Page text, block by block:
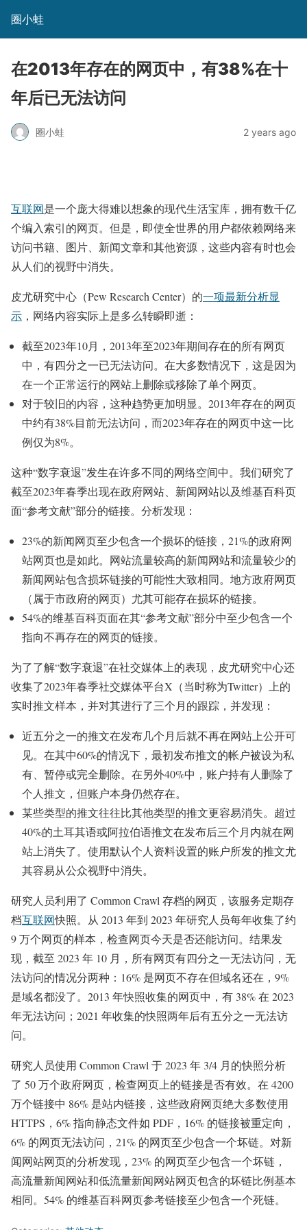
圈小蛙
在2013年存在的网页中，有38%在十
年后已无法访问
圈小蛙 2 years ago
互联网是一个庞大得难以想象的现代生活宝库，拥有数千亿
个编入索引的网页。但是，即使全世界的用户都依赖网络来
访问书籍、图片、新闻文章和其他资源，这些内容有时也会
从人们的视野中消失。
皮尤研究中心（Pew Research Center）的一项最新分析显
示 ，网络内容实际上是多么转瞬即逝：
截至2023年10月，2013年至2023年期间存在的所有网页
中，有四分之一已无法访问。在大多数情况下，这是因为
在一个正常运行的网站上删除或移除了单个网页。
对于较旧的内容，这种趋势更加明显。2013年存在的网页
中约有38%目前无法访问，而2023年存在的网页中这一比
例仅为8%。
这种“数字衰退”发生在许多不同的网络空间中。我们研究了
截至2023年春季出现在政府网站、新闻网站以及维基百科页
面“参考文献”部分的链接。分析发现：
23%的新闻网页至少包含一个损坏的链接，21%的政府网
站网页也是如此。网站流量较高的新闻网站和流量较少的
新闻网站包含损坏链接的可能性大致相同。地方政府网页
（属于市政府的网页）尤其可能存在损坏的链接。
54%的维基百科页面在其“参考文献”部分中至少包含一个
指向不再存在的网页的链接。
为了了解“数字衰退”在社交媒体上的表现，皮尤研究中心还
收集了2023年春季社交媒体平台X（当时称为Twitter）上的
实时推文样本，并对其进行了三个月的跟踪，并发现：
近五分之一的推文在发布几个月后就不再在网站上公开可
见。在其中60%的情况下，最初发布推文的帐户被设为私
有、暂停或完全删除。在另外40%中，账户持有人删除了
个人推文，但账户本身仍然存在。
某些类型的推文往往比其他类型的推文更容易消失。超过
40%的土耳其语或阿拉伯语推文在发布后三个月内就在网
站上消失了。使用默认个人资料设置的账户所发的推文尤
其容易从公众视野中消失。
研究人员利用了 Common Crawl 存档的网页，该服务定期存
档互联网快照。从 2013 年到 2023 年研究人员每年收集了约
9 万个网页的样本，检查网页今天是否还能访问。结果发
现，截至 2023 年 10 月，所有网页有四分之一无法访问，无
法访问的情况分两种：16% 是网页不存在但域名还在，9%
是域名都没了。2013 年快照收集的网页中，有 38% 在 2023
年无法访问；2021 年收集的快照两年后有五分之一无法访
问。
研究人员使用 Common Crawl 于 2023 年 3/4 月的快照分析
了 50 万个政府网页，检查网页上的链接是否有效。在 4200
万个链接中 86% 是站内链接，这些政府网页绝大多数使用
HTTPS，6% 指向静态文件如 PDF，16% 的链接被重定向，
6% 的网页无法访问，21% 的网页至少包含一个坏链。对新
闻网站网页的分析发现，23% 的网页至少包含一个坏链，
高流量新闻网站和低流量新闻网站网页包含的坏链比例基本
相同。54% 的维基百科网页参考链接至少包含一个死链。